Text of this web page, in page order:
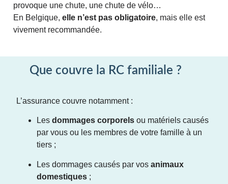
provoque une chute, une chute de vélo…
En Belgique, elle n’est pas obligatoire, mais elle est
vivement recommandée.
Que couvre la RC familiale ?
L’assurance couvre notamment :
Les dommages corporels ou matériels causés
par vous ou les membres de votre famille à un
tiers ;
Les dommages causés par vos animaux
domestiques ;